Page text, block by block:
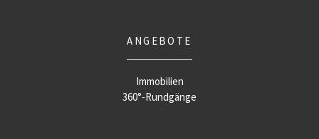
ANGEBOTE
Immobilien
360°-Rundgänge